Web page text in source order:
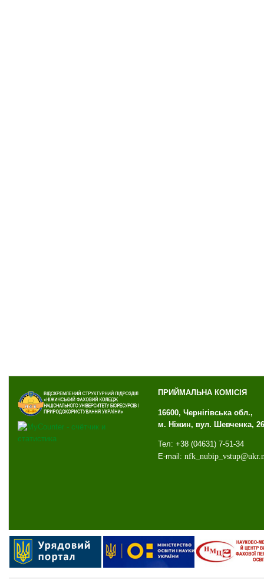
ПРИЙМАЛЬНА КОМІСІЯ
16600, Чернігівська обл.,
м. Ніжин, вул. Шевченка, 26
Тел: +38 (04631) 7-51-34
E-mail: nfk_ nubip_ vstup@ukr.